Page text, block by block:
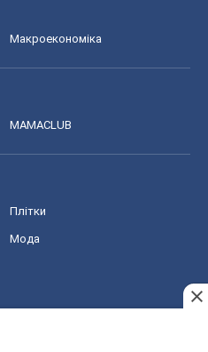
Макроекономіка
MAMACLUB
Плітки
Мода